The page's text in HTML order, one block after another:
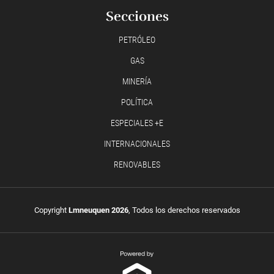
Secciones
PETRÓLEO
GAS
MINERÍA
POLÍTICA
ESPECIALES +E
INTERNACIONALES
RENOVABLES
Copyright Lmneuquen 2026, Todos los derechos reservados